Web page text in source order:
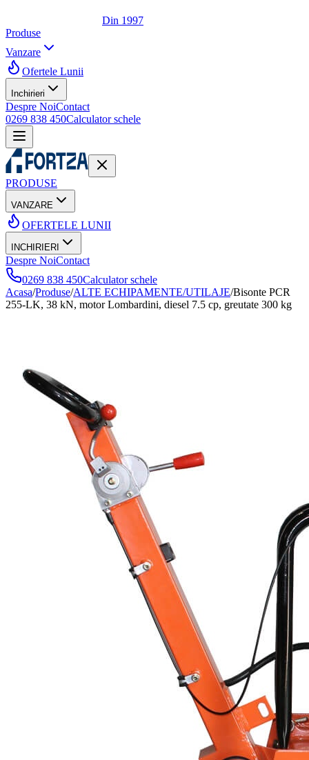
Din 1997
Produse
Vanzare
Ofertele Lunii
Inchirieri
Despre NoiContact
0269 838 450Calculator schele
PRODUSE
VANZARE
OFERTELE LUNII
INCHIRIERI
Despre NoiContact
0269 838 450Calculator schele
Acasa/Produse/ALTE ECHIPAMENTE/UTILAJE/Bisonte PCR
255-LK, 38 kN, motor Lombardini, diesel 7.5 cp, greutate 300 kg